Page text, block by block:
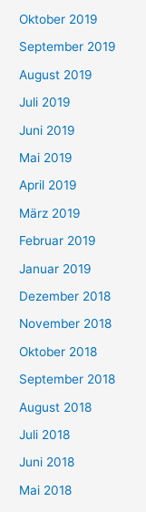
Oktober 2019
September 2019
August 2019
Juli 2019
Juni 2019
Mai 2019
April 2019
März 2019
Februar 2019
Januar 2019
Dezember 2018
November 2018
Oktober 2018
September 2018
August 2018
Juli 2018
Juni 2018
Mai 2018